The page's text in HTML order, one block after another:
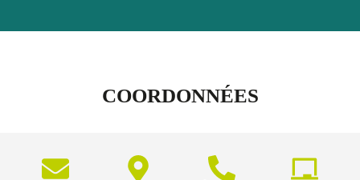
COORDONNÉES